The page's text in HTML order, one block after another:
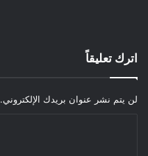
اترك تعليقاً
لن يتم نشر عنوان بريدك الإلكتروني.